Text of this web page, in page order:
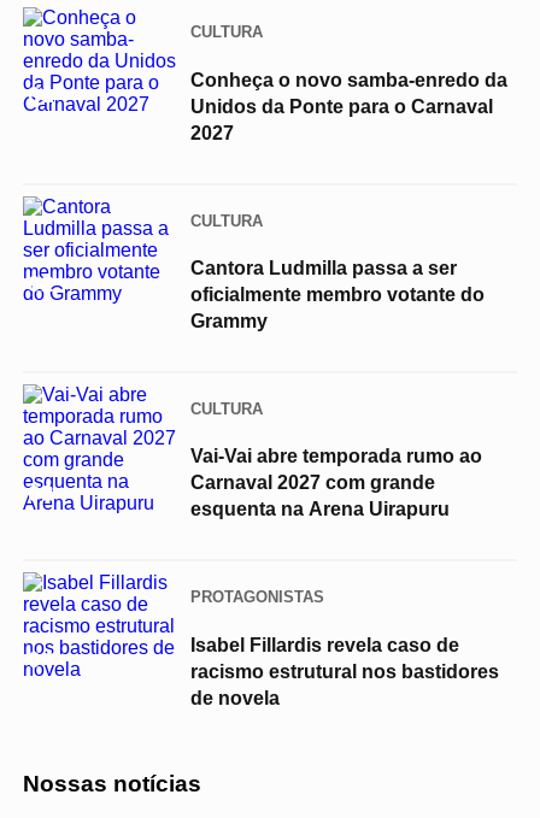
01
CULTURA
Conheça o novo samba-enredo da
Unidos da Ponte para o Carnaval
2027
02
CULTURA
Cantora Ludmilla passa a ser
oficialmente membro votante do
Grammy
03
CULTURA
Vai-Vai abre temporada rumo ao
Carnaval 2027 com grande
esquenta na Arena Uirapuru
04
PROTAGONISTAS
Isabel Fillardis revela caso de
racismo estrutural nos bastidores
de novela
Nossas notícias